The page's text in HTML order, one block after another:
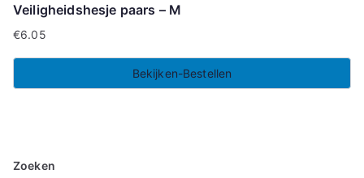
Veiligheidshesje paars – M
€6.05
Bekijken-Bestellen
Zoeken